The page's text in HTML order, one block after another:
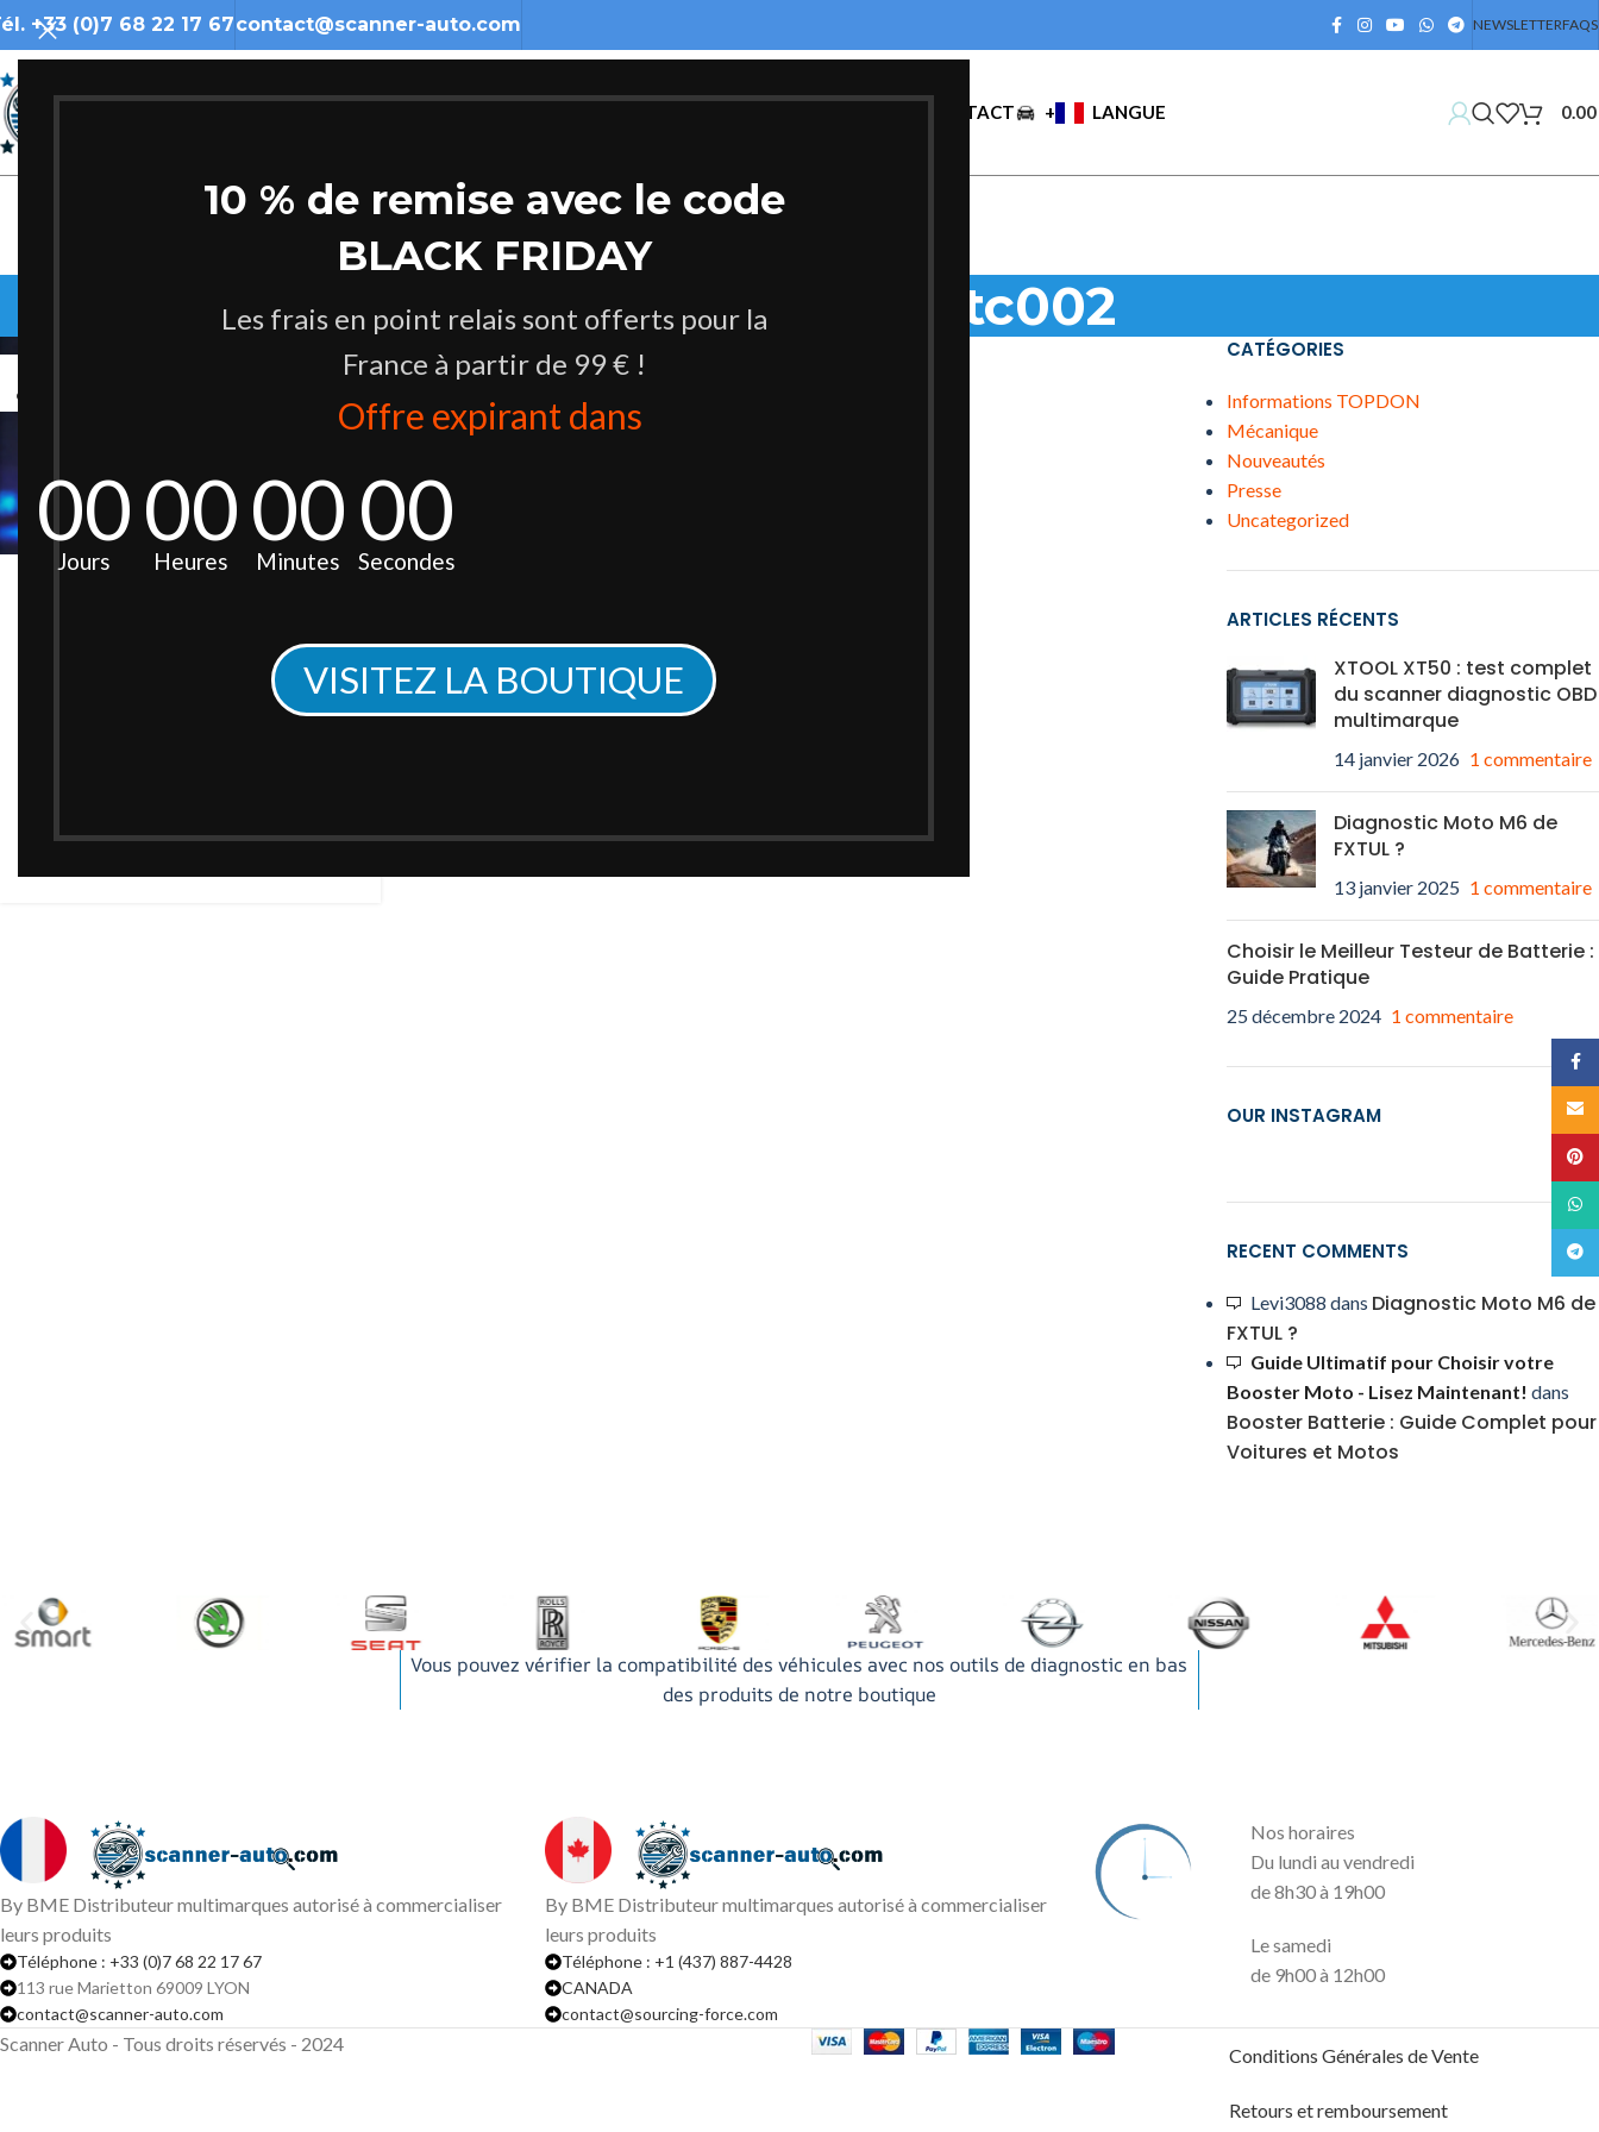
10 % de remise avec le code
BLACK FRIDAY
Les frais en point relais sont offerts pour la
France à partir de 99 € !
Offre expirant dans
00
Jours
00
Heures
00
Minutes
00
Secondes
VISITEZ LA BOUTIQUE
+33 (0)7 68 22 17 67contact@scanner-auto.com NEWSLETTERFAQS
CONTACT + LANGUE 0.00
Archives de tags :tc002
OCT
Réglementations
Immobilières Isolation
matière de rénovation éne...
CATÉGORIES
Informations TOPDON
Mécanique
Nouveautés
Presse
Uncategorized
ARTICLES RÉCENTS
XTOOL XT50 : test complet
du scanner diagnostic OBD
multimarque
14 janvier 2026 1 commentaire
Diagnostic Moto M6 de
FXTUL ?
13 janvier 2025 1 commentaire
Choisir le Meilleur Testeur de Batterie :
Guide Pratique
25 décembre 2024 1 commentaire
OUR INSTAGRAM
RECENT COMMENTS
Levi3088 dans Diagnostic Moto M6 de
FXTUL ?
Guide Ultimatif pour Choisir votre
Booster Moto - Lisez Maintenant! dans
Booster Batterie : Guide Complet pour
Voitures et Motos
Vous pouvez vérifier la compatibilité des véhicules avec nos outils de diagnostic en bas
des produits de notre boutique
By BME Distributeur multimarques autorisé à commercialiser
leurs produits
Téléphone : +33 (0)7 68 22 17 67
113 rue Marietton 69009 LYON
contact@scanner-auto.com
By BME Distributeur multimarques autorisé à commercialiser
leurs produits
Téléphone : +1 (437) 887-4428
CANADA
contact@sourcing-force.com
Nos horaires
Du lundi au vendredi
de 8h30 à 19h00
Le samedi
de 9h00 à 12h00
Scanner Auto - Tous droits réservés - 2024
Conditions Générales de Vente
Retours et remboursement
E-